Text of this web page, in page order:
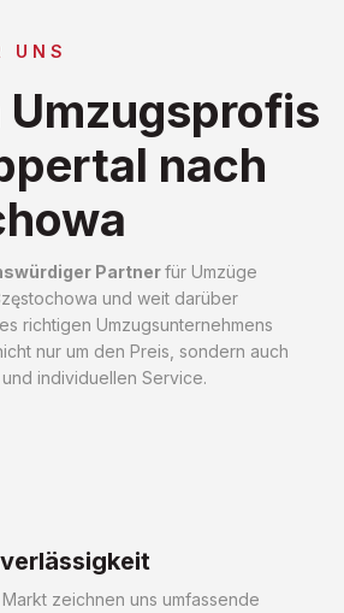
UNS
Umzugsprofis
nach
Partnerfür Umzüge
und weit darüber
richtigen Umzugsunternehmens
nur um den Preis, sondern auch
individuellen Service.
zeichnen uns umfassende